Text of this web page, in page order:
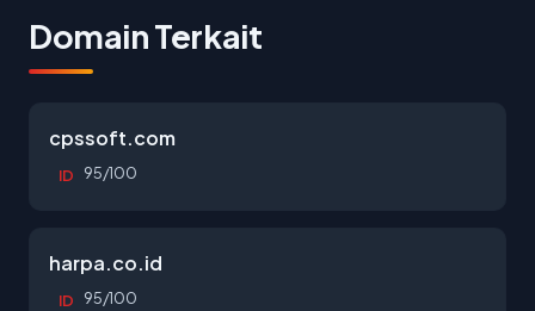
Domain Terkait
cpssoft.com
ID 95/100
harpa.co.id
ID 95/100